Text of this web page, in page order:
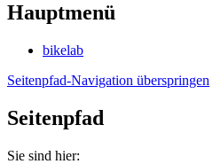
Hauptmenü
bikelab
Seitenpfad-Navigation überspringen
Seitenpfad
Sie sind hier: